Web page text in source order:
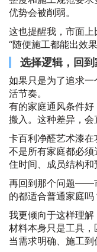
优势会被削弱。
这也提醒我，市面
“随便施工都能出效果
选择逻辑，回
如果只是为了追求一
活节奏。
有的家庭通风条件
搬入。这种差异，会
卡百利净醛艺术漆
不是所有家庭都必
住时间、成员结构和
再回到那个问题——
的都适合普通家庭吗
我更倾向于这样理解
材料本身只是工具，
当需求明确、施工到